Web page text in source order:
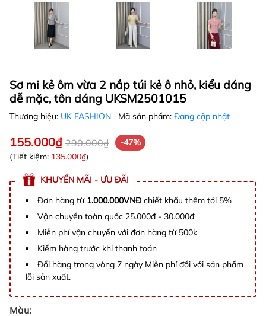
Sơ mi kẻ ôm vừa 2 nắp túi kẻ ô nhỏ, kiểu dáng
dễ mặc, tôn dáng UKSM2501015
Thương hiệu: UK FASHION Mã sản phẩm: Đang cập nhật
155.000₫ 290.000₫
-47%
(Tiết kiệm: 135.000₫)
KHUYẾN MÃI - ƯU ĐÃI
Đơn hàng từ 1.000.000VNĐchiết khấu thêm tới 5%
Vận chuyển toàn quốc 25.000đ - 30.000đ
Miễn phí vận chuyển với đơn hàng từ 500k
Kiểm hàng trước khi thanh toán
Đổi hàng trong vòng 7 ngày Miễn phí đổi với sản phẩm
lỗi sản xuất.
Màu: